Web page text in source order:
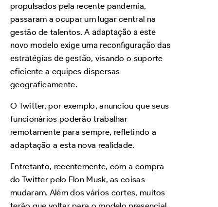
propulsados pela recente pandemia,
passaram a ocupar um lugar central na
gestão de talentos. A adaptação a este
novo modelo exige uma reconfiguração das
estratégias de gestão, visando o suporte
eficiente a equipes dispersas
geograficamente.
O Twitter, por exemplo, anunciou que seus
funcionários poderão trabalhar
remotamente para sempre, refletindo a
adaptação a esta nova realidade.
Entretanto, recentemente, com a compra
do Twitter pelo Elon Musk, as coisas
mudaram. Além dos vários cortes, muitos